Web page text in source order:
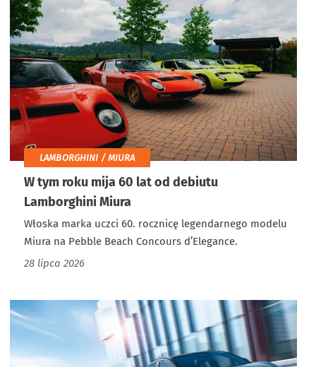
LAMBORGHINI / MIURA
W tym roku mija 60 lat od debiutu
Lamborghini Miura
Włoska marka uczci 60. rocznicę legendarnego modelu
Miura na Pebble Beach Concours d’Elegance.
28 lipca 2026